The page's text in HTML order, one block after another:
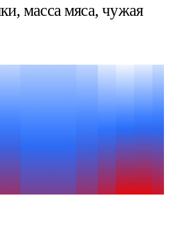
масса мяса, чужая